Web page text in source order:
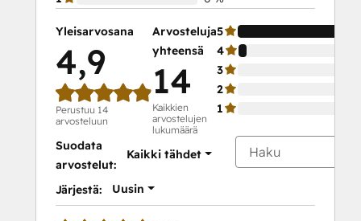
Yleisarvosana
4,9
Perustuu 14
arvosteluun
Arvosteluja
yhteensä
14
Kaikkien
arvostelujen
lukumäärä
5
4
3
2
1
Suodata
arvostelut:
Kaikki tähdet
Järjestä: Uusin